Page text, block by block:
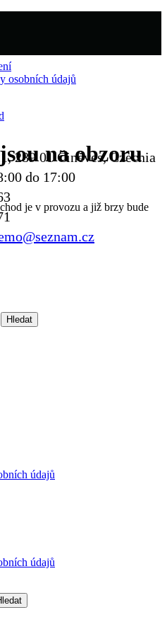
osobních údajů
289 01 Činěves, Czechia
do 17:00
Hledat
na obzoru
je v provozu a již brzy bude
údajů
údajů